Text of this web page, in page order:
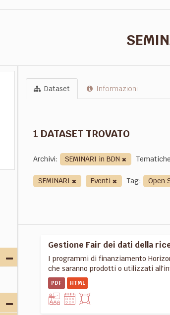
Dataset Informazioni
1 DATASET TROVATO
Archivi: SEMINARI in BDN
SEMINARI
Eventi Tag: Open
Gestione Fair dei dati della
I programmi di finanziamento
che saranno prodotti o utilizzati
PDF HTML